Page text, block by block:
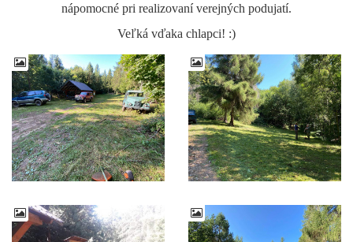
nápomocné pri realizovaní verejných podujatí.
Veľká vďaka chlapci! :)